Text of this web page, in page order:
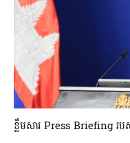
ខ្លឹមសារ Press Briefing របស់